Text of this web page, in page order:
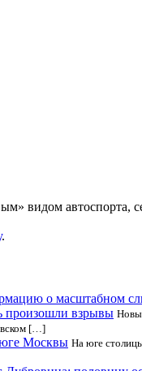
видом автоспорта,
.
о масштабном
произошли взрывы
[…]
Москвы На юге